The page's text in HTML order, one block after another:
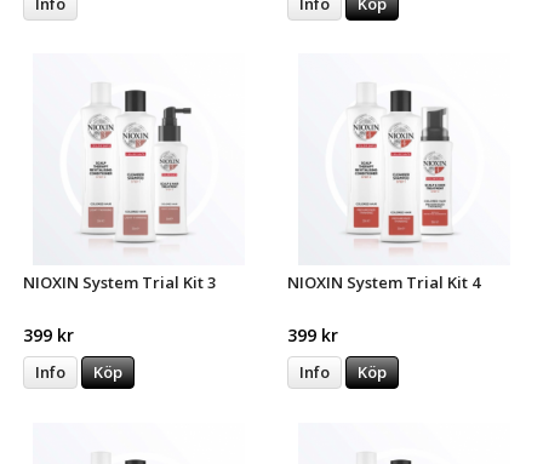
NIOXIN System Trial Kit 3
399 kr
Info Köp
NIOXIN System Trial Kit 4
399 kr
Info Köp